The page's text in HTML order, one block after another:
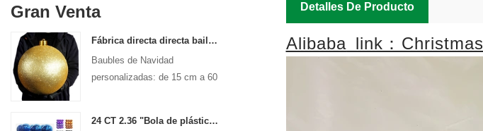
Gran Venta
Fábrica directa directa baile de Navidad adornos grandes adornos 15 cm - 60 cm bolas de logotipo de Navidad
Baubles de Navidad
personalizadas: de 15 cm a 60
24 CT 2.36 "Bola de plástico navideña para decoraciones de adornos colgantes Bolas inyectables para la fiesta de vacaciones decorativas
Detalles De Producto
Alibaba link：Christmas